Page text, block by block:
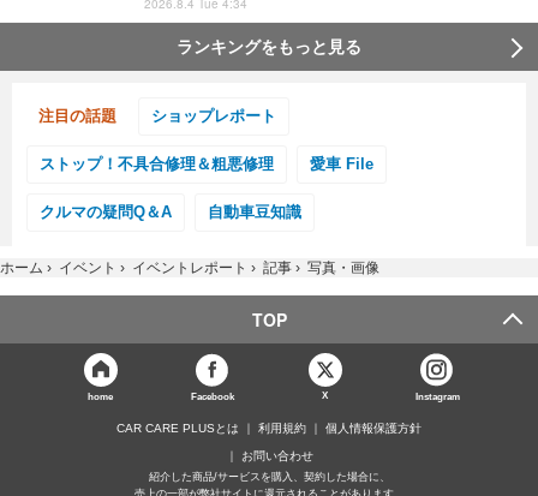
2026.8.4 Tue 4:34
ランキングをもっと見る
注目の話題 ショップレポート
ストップ！不具合修理＆粗悪修理 愛車 File
クルマの疑問Q＆A 自動車豆知識
ホーム › イベント › イベントレポート › 記事 › 写真・画像
TOP
home Facebook X Instagram
CAR CARE PLUSとは 利用規約 個人情報保護方針
お問い合わせ
紹介した商品/サービスを購入、契約した場合に、
売上の一部が弊社サイトに還元されることがあります。